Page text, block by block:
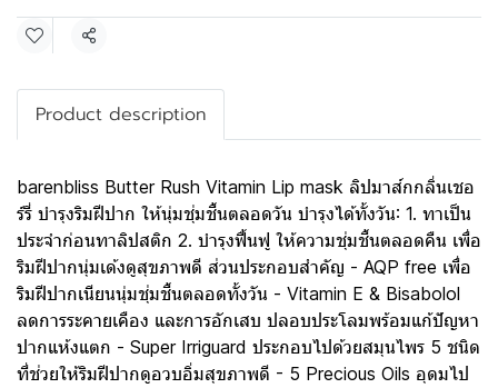
แชร์
Product description
barenbliss Butter Rush Vitamin Lip mask ลิปมาส์กกลิ่นเชอ
ร์รี่ บำรุงริมฝีปาก ให้นุ่มชุ่มชื้นตลอดวัน บำรุงได้ทั้งวัน: 1. ทาเป็น
ประจำก่อนทาลิปสติก 2. บำรุงฟื้นฟู ให้ความชุ่มชื้นตลอดคืน เพื่อ
ริมฝีปากนุ่มเด้งดูสุขภาพดี ส่วนประกอบสำคัญ - AQP free เพื่อ
ริมฝีปากเนียนนุ่มชุ่มชื้นตลอดทั้งวัน - Vitamin E & Bisabolol
ลดการระคายเคือง และการอักเสบ ปลอบประโลมพร้อมแก้ปัญหา
ปากแห้งแตก - Super Irriguard ประกอบไปด้วยสมุนไพร 5 ชนิด
ที่ช่วยให้ริมฝีปากดูอวบอิ่มสุขภาพดี - 5 Precious Oils อุดมไป